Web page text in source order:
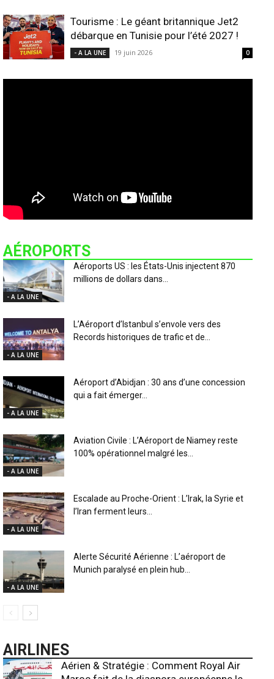
Tourisme : Le géant britannique Jet2
débarque en Tunisie pour l’été 2027 !
- A LA UNE 19 juin 2026 0
AÉROPORTS
- A LA UNE
Aéroports US : les États-Unis injectent 870
millions de dollars dans...
- A LA UNE
L’Aéroport d’Istanbul s’envole vers des
Records historiques de trafic et de...
- A LA UNE
Aéroport d’Abidjan : 30 ans d’une concession
qui a fait émerger...
- A LA UNE
Aviation Civile : L’Aéroport de Niamey reste
100% opérationnel malgré les...
- A LA UNE
Escalade au Proche-Orient : L’Irak, la Syrie et
l’Iran ferment leurs...
- A LA UNE
Alerte Sécurité Aérienne : L’aéroport de
Munich paralysé en plein hub...
AIRLINES
Aérien & Stratégie : Comment Royal Air